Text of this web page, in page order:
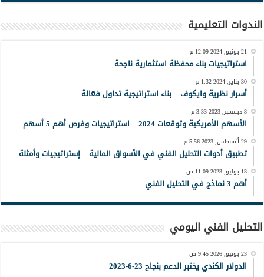
الندوات التعليمية
21 يونيو, 2024 12:09 م
استراتيجيات بناء محفظة استثمارية ناجحة
30 يناير, 2024 1:32 م
أسرار نظرية وايكوف – بناء استراتيجية تداول فعّالة
8 ديسمبر, 2023 3:33 م
الأسهم الأمريكية وتوقعات 2024 – استراتيجيات وفرص أهم 5 أسهم
29 أغسطس, 2023 5:56 م
تطبيق أدوات التحليل الفني في الأسواق المالية – إستراتيجيات وأمثلة
13 يوليو, 2023 11:09 ص
أهم 3 نماذج في التحليل الفني
التحليل الفني اليومي
23 يونيو, 2026 9:45 ص
الدولار الكندي يختبر الدعم بنجاح 23-6-2023